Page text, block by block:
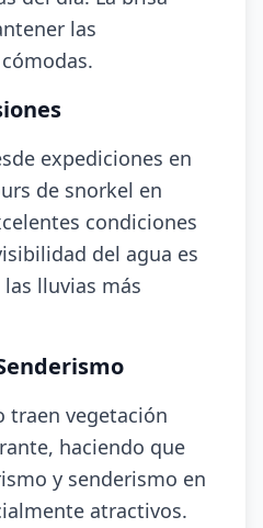
las
expediciones en
de snorkel en
condiciones
del agua es
lluvias más
traen vegetación
haciendo que
y senderismo en
atractivos.